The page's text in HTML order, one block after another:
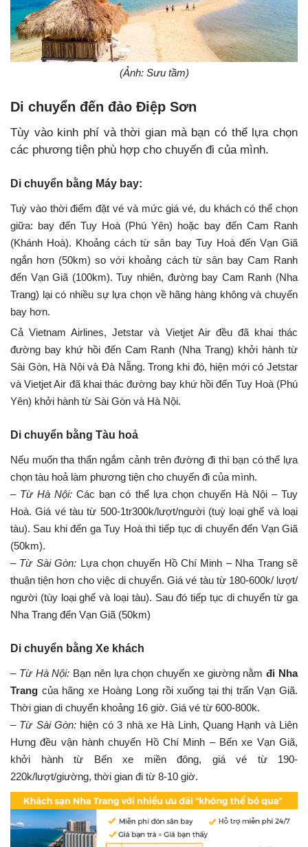
(Ảnh: Sưu tầm)
Di chuyển đến đảo Điệp Sơn
Tùy vào kinh phí và thời gian mà bạn có thể lựa chọn
các phương tiện phù hợp cho chuyến đi của mình.
Di chuyển bằng Máy bay:
Tuỳ vào thời điểm đặt vé và mức giá vé, du khách có thể chọn
giữa: bay đến Tuy Hoà (Phú Yên) hoặc bay đến Cam Ranh
(Khánh Hoà). Khoảng cách từ sân bay Tuy Hoà đến Vạn Giã
ngắn hơn (50km) so với khoảng cách từ sân bay Cam Ranh
đến Vạn Giã (100km). Tuy nhiên, đường bay Cam Ranh (Nha
Trang) lại có nhiều sự lựa chọn về hãng hàng không và chuyến
bay hơn.
Cả Vietnam Airlines, Jetstar và Vietjet Air đều đã khai thác
đường bay khứ hồi đến Cam Ranh (Nha Trang) khởi hành từ
Sài Gòn, Hà Nội và Đà Nẵng. Trong khi đó, hiện mới có Jetstar
và Vietjet Air đã khai thác đường bay khứ hồi đến Tuy Hoà (Phú
Yên) khởi hành từ Sài Gòn và Hà Nội.
Di chuyển bằng Tàu hoả
Nếu muốn tha thẩn ngắm cảnh trên đường đi thì bạn có thể lựa
chọn tàu hoả làm phương tiện cho chuyến đi của mình.
– Từ Hà Nội:Các bạn có thể lựa chọn chuyến Hà Nội – Tuy
Hoà. Giá vé tàu từ 500-1tr300k/lượt/người (tuỳ loại ghế và loại
tàu). Sau khi đến ga Tuy Hoà thì tiếp tục di chuyển đến Vạn Giã
(50km).
– Từ Sài Gòn: Lựa chọn chuyến Hồ Chí Minh – Nha Trang sẽ
thuận tiện hơn cho việc di chuyển. Giá vé tàu từ 180-600k/ lượt/
người (tùy loại ghế và loại tàu). Sau đó tiếp tục di chuyển từ ga
Nha Trang đến Vạn Giã (50km)
Di chuyển bằng Xe khách
– Từ Hà Nội: Bạn nên lựa chọn chuyến xe giường nằmđi Nha
Trang của hãng xe Hoàng Long rồi xuống tại thị trấn Vạn Giã.
Thời gian di chuyển khoảng 16 giờ. Giá vé từ 600-800k.
– Từ Sài Gòn: hiện có 3 nhà xe Hà Linh, Quang Hạnh và Liên
Hưng đều vận hành chuyến Hồ Chí Minh – Bến xe Vạn Giã,
khởi hành từ Bến xe miền đông, giá vé từ 190-
220k/lượt/giường, thời gian đi từ 8-10 giờ.